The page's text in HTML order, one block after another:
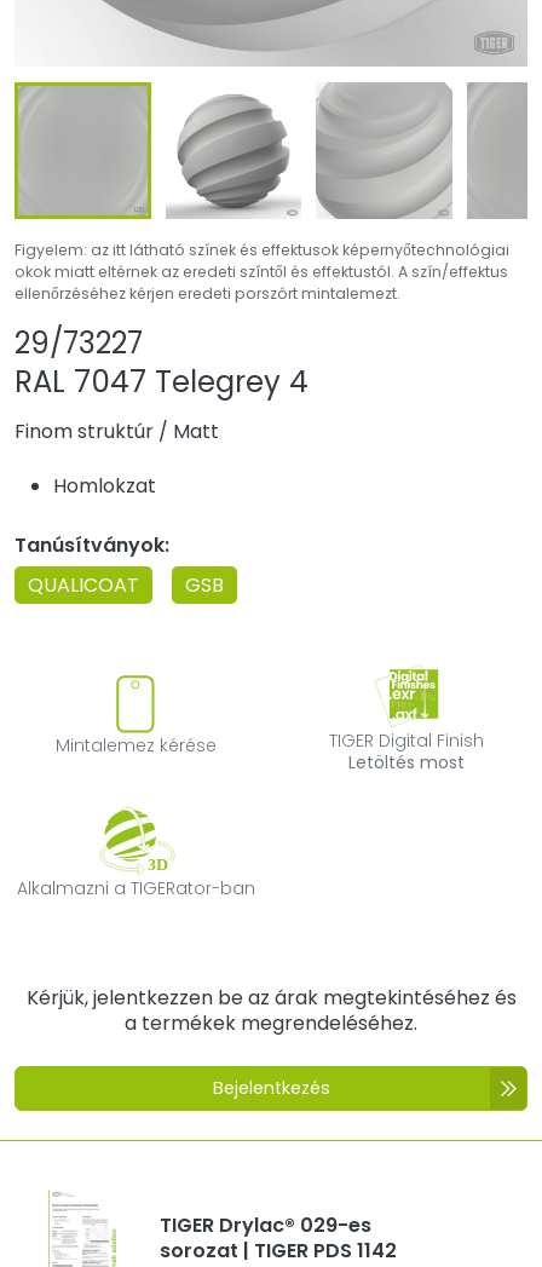
Figyelem: az itt látható színek és effektusok képernyőtechnológiai
okok miatt eltérnek az eredeti színtől és effektustól. A szín/effektus
ellenőrzéséhez kérjen eredeti porszórt mintalemezt.
29/73227
RAL 7047 Telegrey 4
Finom struktúr / Matt
Homlokzat
Tanúsítványok:
QUALICOAT
GSB
Mintalemez kérése
Mintalemez kérése
TIGER Digital
TIGER Digital Finish
Letöltés most
Alkalmazni a TIGERator-ban
Alkalmazni a TIGERator-ban
Kérjük, jelentkezzen be az árak megtekintéséhez és
a termékek megrendeléséhez.
Bejelentkezés
TIGER Drylac® 029-es
sorozat | TIGER PDS 1142